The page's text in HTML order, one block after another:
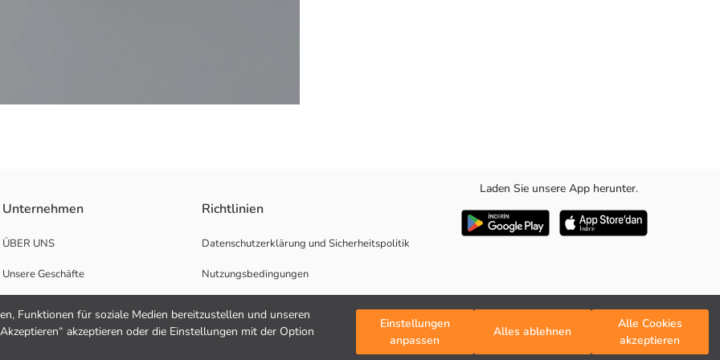
Funktionen für soziale Medien bereitzustellen und unseren
akzeptieren oder die Einstellungen mit der Option
Einstellungen
anpassen
Alles ablehnen
Alle Cookies
akzeptieren
weichen 2-Faden-Stoff. Sie werden mit ihrem elastischen Bund und dem Schnitt, der Bewegungsfreiheit bietet, die Favoriten der
Unternehmen
ÜBER UNS
Unsere Geschäfte
Unterstützung für Unternehmen
Richtlinien
Datenschutzerklärung und Sicherheitspolitik
Nutzungsbedingungen
Laden Sie unsere App herunter.